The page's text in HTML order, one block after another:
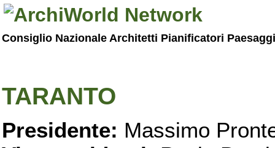
Consiglio Nazionale Architetti Pianificatori
TARANTO
Presidente: Massimo